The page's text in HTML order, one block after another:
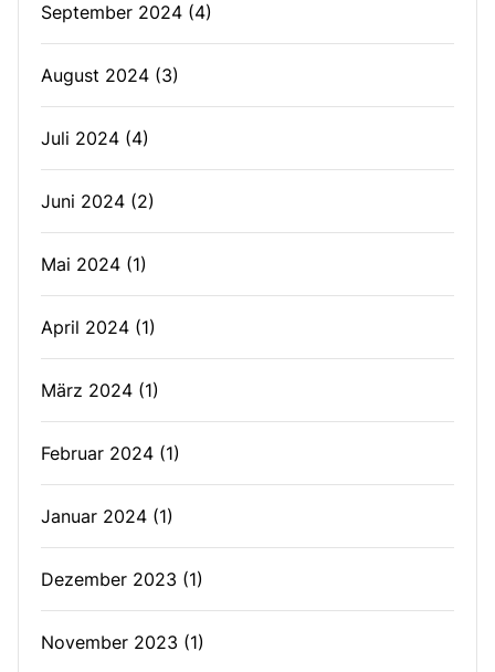
September 2024 (4)
August 2024 (3)
Juli 2024 (4)
Juni 2024 (2)
Mai 2024 (1)
April 2024 (1)
März 2024 (1)
Februar 2024 (1)
Januar 2024 (1)
Dezember 2023 (1)
November 2023 (1)